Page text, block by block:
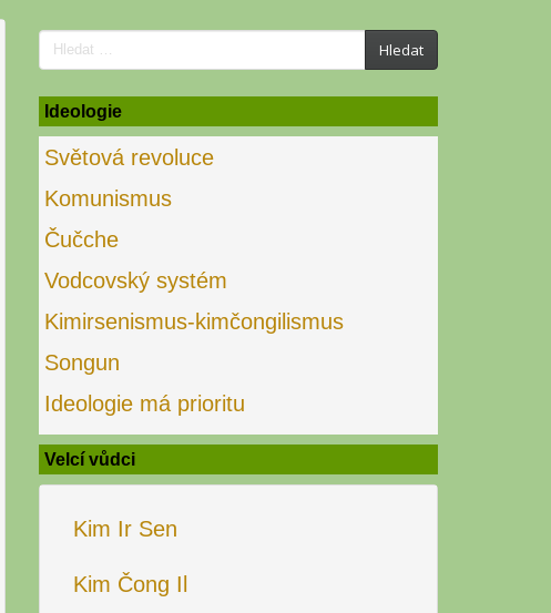
Search
for:
Hledat
Ideologie
Světová revoluce
Komunismus
Čučche
Vodcovský systém
Kimirsenismus-kimčongilismus
Songun
Ideologie má prioritu
Velcí vůdci
Kim Ir Sen
Kim Čong Il